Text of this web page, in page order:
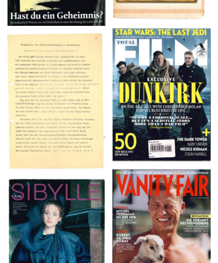
TOTAL FILM #260 –
SUMMER 2017
Flugblätter der Weissen
Rose – V, Januar 1943
VANITY FAIR – Nr. 7 –
8. Februar 2007
SIBYLLE 6/89